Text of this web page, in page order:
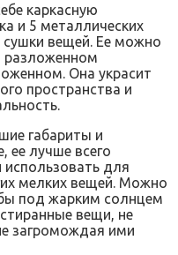
каркасную
и 5 металлических
сушки вещей. Ее можно
разложенном
Она украсит
пространства и
габариты и
ее лучше всего
для
мелких вещей. Можно
под жарким солнцем
вещи, не
загромождая ими